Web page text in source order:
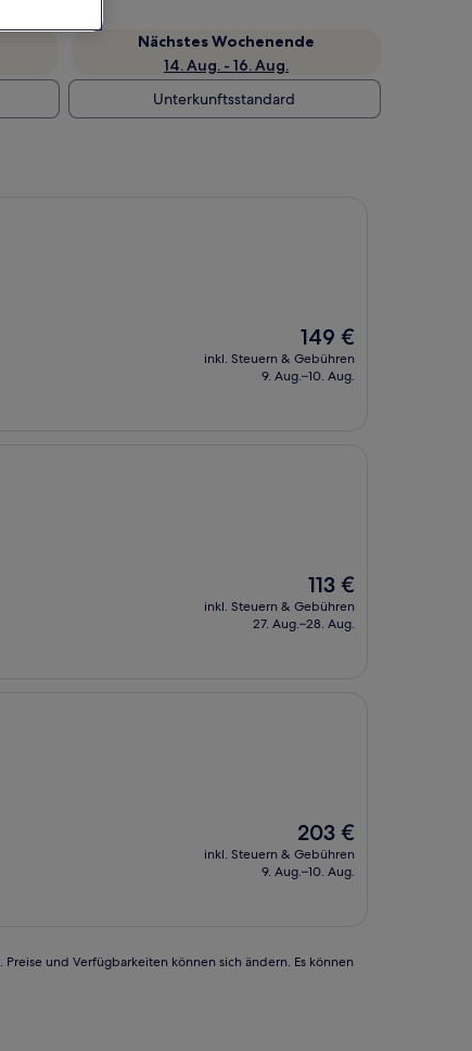
Nächstes Wochenende
14. Aug. - 16. Aug.
Unterkunftsstandard
Der
Preis
beträgt
149 €
inkl. Steuern & Gebühren
9. Aug.–10. Aug.
Der
Preis
beträgt
113 €
inkl. Steuern & Gebühren
27. Aug.–28. Aug.
Der
Preis
beträgt
203 €
inkl. Steuern & Gebühren
9. Aug.–10. Aug.
und Verfügbarkeiten können sich ändern. Es können